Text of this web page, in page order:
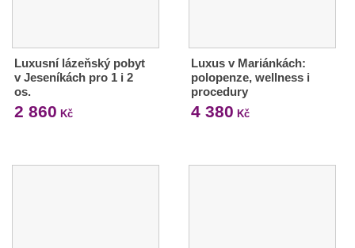
Luxusní lázeňský pobyt
v Jeseníkách pro 1 i 2
os.
2 860 Kč
Luxus v Mariánkách:
polopenze, wellness i
procedury
4 380 Kč